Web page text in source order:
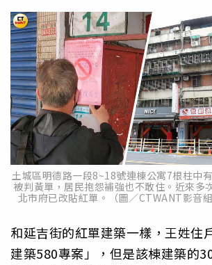
土城區明德路一段8~18號連棟公寓7根柱中
被判黃單，居民抱怨補強也不敢住。近來多
北市府已改貼紅單。（圖／CTWANT影音組
和延吉街的紅單建築一樣，王姓住
建築580專案」，但是該棟建築的